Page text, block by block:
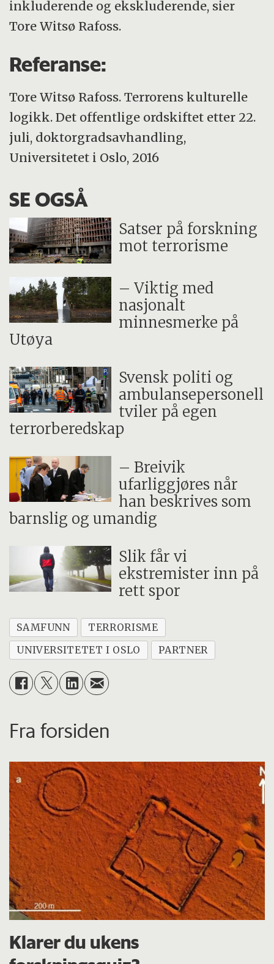
inkluderende og ekskluderende, sier
Tore Witsø Rafoss.
Referanse:
Tore Witsø Rafoss. Terrorens kulturelle
logikk. Det offentlige ordskiftet etter 22.
juli, doktorgradsavhandling,
Universitetet i Oslo, 2016
SE OGSÅ
Satser på forskning
mot terrorisme
– Viktig med
nasjonalt
minnesmerke på
Utøya
Svensk politi og
ambulansepersonell
tviler på egen
terrorberedskap
– Breivik
ufarliggjøres når
han beskrives som
barnslig og umandig
Slik får vi
ekstremister inn på
rett spor
SAMFUNN
TERRORISME
UNIVERSITETET I OSLO
PARTNER
Fra forsiden
Klarer du ukens